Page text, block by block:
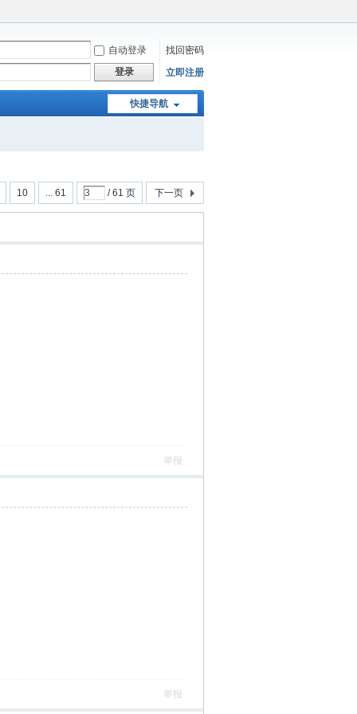
自动登录
找回密码
登录
立即注册
快捷导航
10 ... 61 / 61 页 下一页
举报
举报